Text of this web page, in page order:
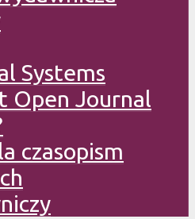
Systems
Open Journal
czasopism